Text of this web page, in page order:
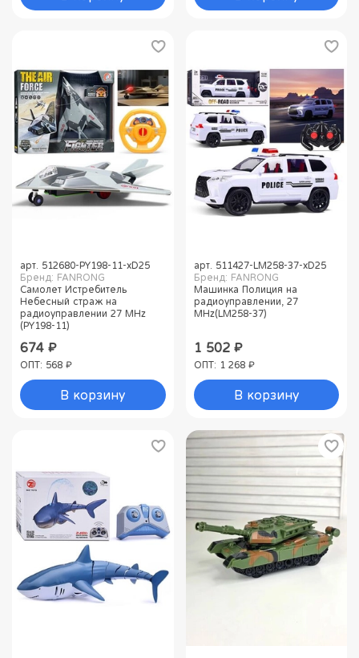
арт. 512680-PY198-11-хD25
Бренд: FANRONG
Самолет Истребитель
Небесный страж на
радиоуправлении 27 MHz
(PY198-11)
674 ₽
ОПТ: 568 ₽
В корзину
арт.
511427-LM258-37-хD25
Бренд: FANRONG
Машинка Полиция на
радиоуправлении, 27
MHz(LM258-37)
1 502 ₽
ОПТ: 1 268 ₽
В корзину